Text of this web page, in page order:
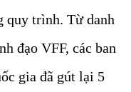
quy trình. Từ danh
đạo VFF, các ban
gia đã gút lại 5